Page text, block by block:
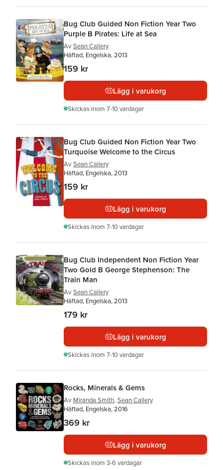
Bug Club Guided Non Fiction Year Two
Purple B Pirates: Life at Sea
Av Sean Callery
Häftad, Engelska, 2013
159 kr
Lägg i varukorg
Skickas inom 7-10 vardagar
Bug Club Guided Non Fiction Year Two
Turquoise Welcome to the Circus
Av Sean Callery
Häftad, Engelska, 2013
159 kr
Lägg i varukorg
Skickas inom 7-10 vardagar
Bug Club Independent Non Fiction Year
Two Gold B George Stephenson: The
Train Man
Av Sean Callery
Häftad, Engelska, 2013
179 kr
Lägg i varukorg
Skickas inom 7-10 vardagar
Rocks, Minerals & Gems
Av Miranda Smith, Sean Callery
Häftad, Engelska, 2016
369 kr
Lägg i varukorg
Skickas inom 3-6 vardagar